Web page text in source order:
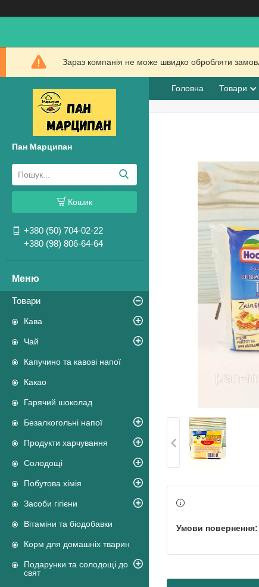
Зараз компанія не може швидко обробляти
Пан Марципан
Кошик
+380 (50) 704-02-22
+380 (98) 806-64-64
Товари
Кава
Чай
Капучино та кавові напої
Какао
Гарячий шоколад
Безалкогольні напої
Продукти харчування
Солодощі
Побутова хімія
Засоби гігієни
Вітаміни та біодобавки
Корм для домашніх тварин
Подарунки та солодощі до
свят
Головна Товари